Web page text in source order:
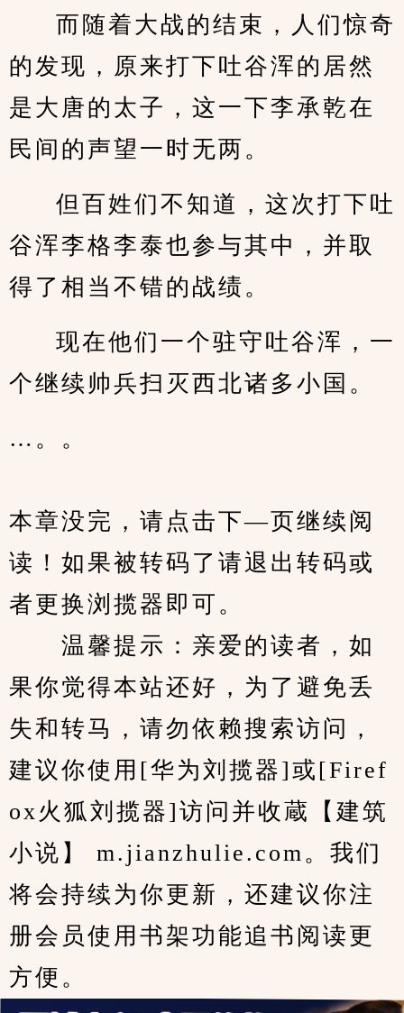
而随着大战的结束，人们惊奇
的发现，原来打下吐谷浑的居然
是大唐的太子，这一下李承乾在
民间的声望一时无两。
但百姓们不知道，这次打下吐
谷浑李格李泰也参与其中，并取
得了相当不错的战绩。
现在他们一个驻守吐谷浑，一
个继续帅兵扫灭西北诸多小国。
…。。
本章没完，请点击下—页继续阅
读！如果被转码了请退出转码或
者更换浏揽器即可。
温馨提示：亲爱的读者，如
果你觉得本站还好，为了避免丢
失和转马，请勿依赖搜索访问，
建议你使用[华为刘揽器]或[Firef
ox火狐刘揽器]访问并收蔵【建筑
小说】 m.jianzhulie.com。我们
将会持续为你更新，还建议你注
册会员使用书架功能追书阅读更
方便。